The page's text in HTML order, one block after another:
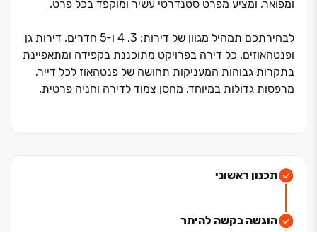
ומפואר, ומציע מפרט סטנדרטי עשיר ומוקפד בכל פרט.
לבחירתכם תמהיל מגוון של דירות: ‏3, ‏4 ו‏-‏5 חדרים, דירות גן
ופנטהאוזים. כל דירה בפרויקט מתוכננת בקפידה ומתאפיינת
בתקרות גבוהות המעניקות תחושה של פנטהאוז לכל דייר,
מרפסות גדולות במיוחד, מחסן צמוד לדירה וחניה פרטית.
להבטיח לכם שקט ופרטיות לצד נוחות מקסימלית).
מיוחדים,ללא הצמדה למדד!
תכנון ראשוני
הוגשה בקשה להיתר